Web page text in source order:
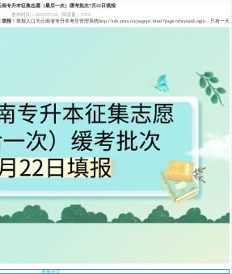
南专升本征集志愿（最后一次）缓考批次7月22日填报
发布时间：2022/07/22
阅读量：1574
填报！填报入口为云南省专升本考生管理系统http://zsb.ynzs.cn/pagepc.html?page=zhiyuanLogin，只有一天
查看全文